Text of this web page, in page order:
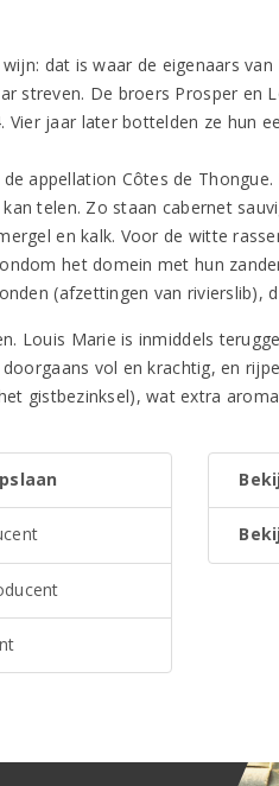
dat is waar de eigenaars van
streven. De broers Prosper en
Vier jaar later bottelden ze hun
appellation Côtes de
telen. Zo staan cabernet
en kalk. Voor de witte
het domein met hun
(afzettingen van rivierslib),
Louis Marie is inmiddels
vol en krachtig, en
gistbezinksel), wat extra